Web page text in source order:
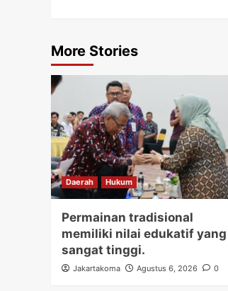
More Stories
Daerah Hukum
Permainan tradisional
memiliki nilai edukatif yang
sangat tinggi.
Jakartakoma Agustus 6, 2026 0